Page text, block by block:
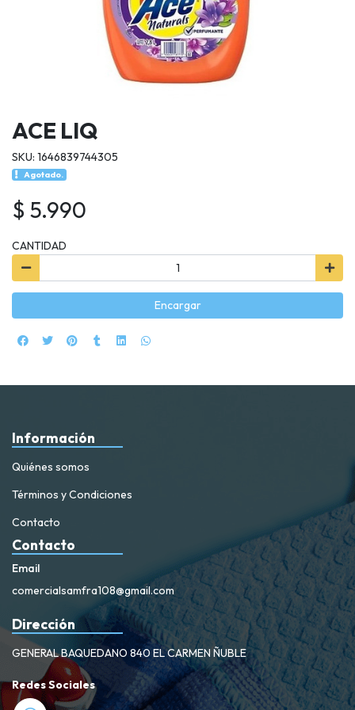
ACE LIQ
SKU: 1646839744305
Agotado.
$ 5.990
CANTIDAD
Encargar
Información
Quiénes somos
Términos y Condiciones
Contacto
Contacto
Email
comercialsamfra108@gmail.com
Dirección
GENERAL BAQUEDANO 840 EL CARMEN ÑUBLE
Redes Sociales